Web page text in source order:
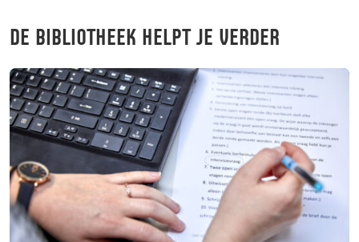
DE BIBLIOTHEEK HELPT JE VERDER